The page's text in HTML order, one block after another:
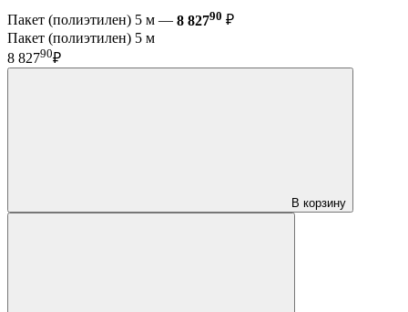
Пакет (полиэтилен) 5 м — 8 82790 ₽
Пакет (полиэтилен) 5 м
8 82790₽
В корзину